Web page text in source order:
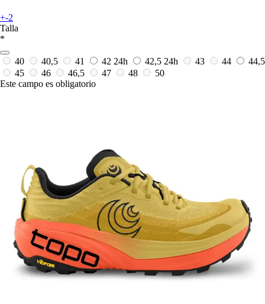
+-2
Talla
*
40 40,5 41 42 24h 42,5 24h 43 44
44,5
45
46 46,5 47 48
50
Este campo es obligatorio